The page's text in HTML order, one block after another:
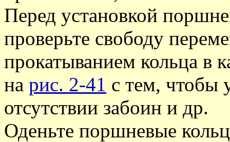
Перед установкой
проверьте свободу
прокатыванием кольца в
на рис. 2-41 с тем, чтобы
отсутствии забоин и др.
Оденьте поршневые